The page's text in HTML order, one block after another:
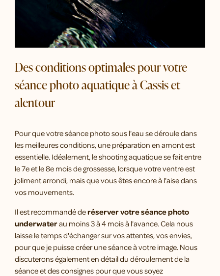
Des conditions optimales pour votre
séance photo aquatique à Cassis et
alentour
Pour que votre séance photo sous l'eau se déroule dans
les meilleures conditions, une préparation en amont est
essentielle. Idéalement, le shooting aquatique se fait entre
le 7e et le 8e mois de grossesse, lorsque votre ventre est
joliment arrondi, mais que vous êtes encore à l'aise dans
vos mouvements.
Il est recommandé deréserver votre séance photo
underwaterau moins 3 à 4 mois à l'avance. Cela nous
laisse le temps d'échanger sur vos attentes, vos envies,
pour que je puisse créer une séance à votre image. Nous
discuterons également en détail du déroulement de la
séance et des consignes pour que vous soyez